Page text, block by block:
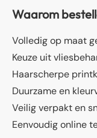
Waarom
Volledig op maat
Keuze uit
Haarscherpe
Duurzame en
Veilig verpakt en
Eenvoudig online